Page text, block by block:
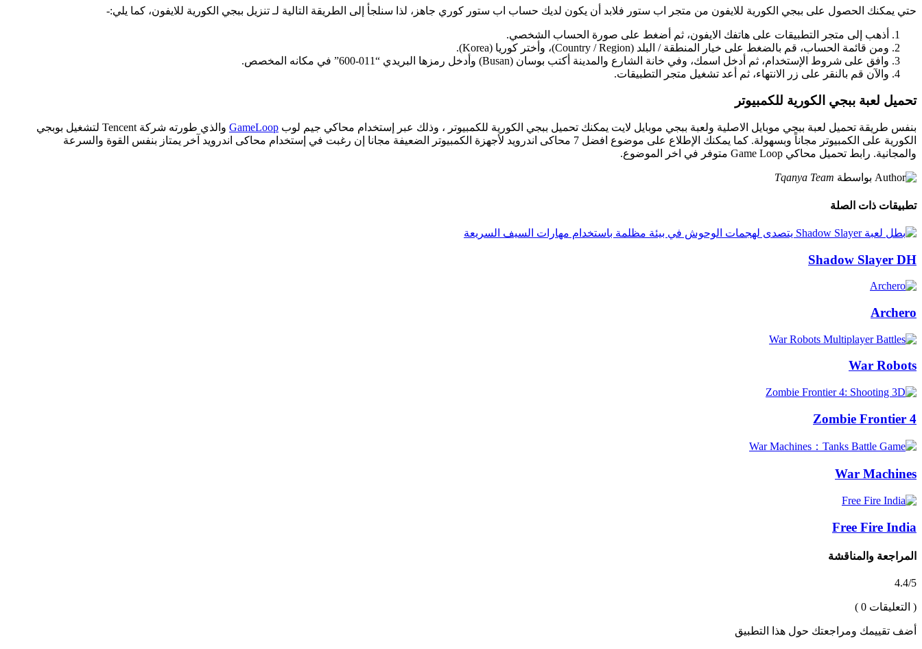
حتي يمكنك الحصول على ببجي الكورية للايفون من متجر اب ستور فلابد أن يكون لديك حساب اب ستور كوري جاهز، لذا سنلجأ إلى الطريقة التالية لـ تنزيل ببجي الكورية للايفون، كما يلي:-
أذهب إلى متجر التطبيقات على هاتفك الايفون، ثم أضغط على صورة الحساب الشخصي.
ومن قائمة الحساب، قم بالضغط على خيار المنطقة / البلد (Country / Region)، وأختر كوريا (Korea).
وافق على شروط الإستخدام، ثم أدخل اسمك، وفي خانة الشارع والمدينة أكتب بوسان (Busan) وأدخل رمزها البريدي “011-600” في مكانه المخصص.
والآن قم بالنقر على زر الانتهاء، ثم أعد تشغيل متجر التطبيقات.
تحميل لعبة ببجي الكورية للكمبيوتر
بنفس طريقة تحميل لعبة ببجي موبايل الاصلية ولعبة ببجي موبايل لايت يمكنك تحميل ببجي الكورية للكمبيوتر ، وذلك عبر إستخدام محاكي جيم لوب GameLoop
والذي طورته شركة Tencent لتشغيل بوبجي
الكورية على الكمبيوتر مجاناً وبسهولة. كما يمكنك الإطلاع على موضوع افضل 7 محاكى اندرويد لأجهزة الكمبيوتر الضعيفة مجانا إن رغبت في إستخدام محاكى اندرويد آخر يمتاز بنفس القوة والسرعة
والمجانية. رابط تحميل محاكي Game Loop متوفر في اخر الموضوع.
بواسطة Tqanya Team
تطبيقات ذات الصلة
Shadow Slayer DH
Archero
War Robots
Zombie Frontier 4
War Machines
Free Fire India
المراجعة والمناقشة
4.4/5
( التعليقات 0 )
أضف تقييمك ومراجعتك حول هذا التطبيق